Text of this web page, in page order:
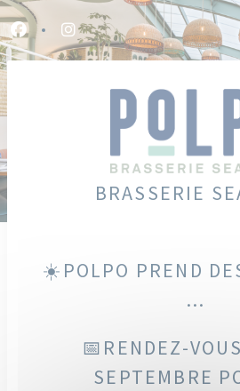
Personnalisation de vos choix en matière de
Facebook ((ouvre une nouvelle
Instagram ((ouvre une
BRASSERIE
☀️POLPO PREND
...
📅RENDEZ-
SEPTEMBRE